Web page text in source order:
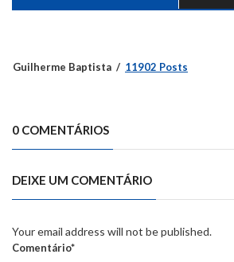
Guilherme Baptista 11902 Posts
0 COMENTÁRIOS
DEIXE UM COMENTÁRIO
Your email address will not be published.
Comentário*